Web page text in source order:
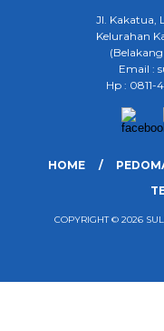
Jl. Kakatua,
Kelurahan
Email :
Hp : 0811-
HOME
COPYRIGHT © 2026